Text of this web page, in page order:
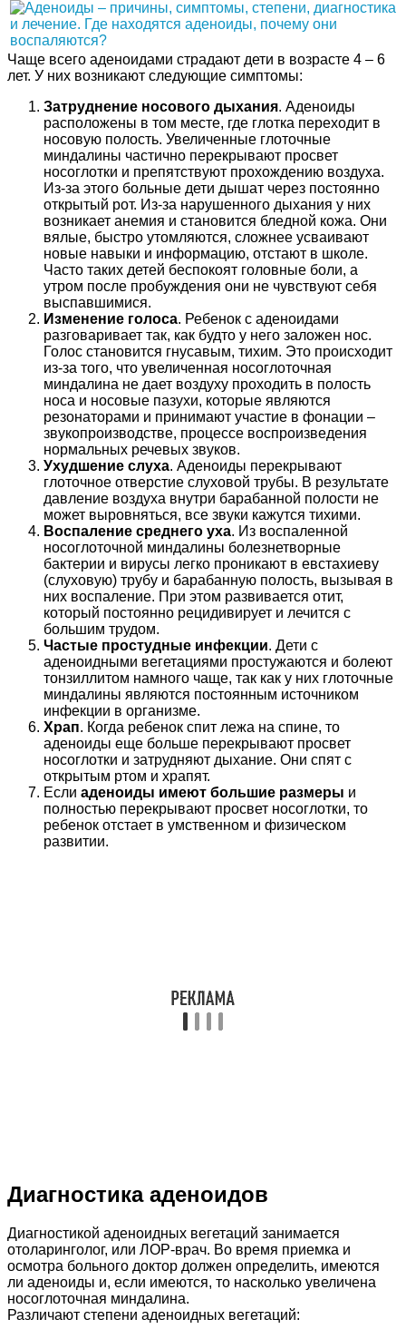
Чаще всего аденоидами страдают дети в возрасте 4 – 6
лет. У них возникают следующие симптомы:
Затруднение носового дыхания. Аденоиды
расположены в том месте, где глотка переходит в
носовую полость. Увеличенные глоточные
миндалины частично перекрывают просвет
носоглотки и препятствуют прохождению воздуха.
Из-за этого больные дети дышат через постоянно
открытый рот. Из-за нарушенного дыхания у них
возникает анемия и становится бледной кожа. Они
вялые, быстро утомляются, сложнее усваивают
новые навыки и информацию, отстают в школе.
Часто таких детей беспокоят головные боли, а
утром после пробуждения они не чувствуют себя
выспавшимися.
Изменение голоса. Ребенок с аденоидами
разговаривает так, как будто у него заложен нос.
Голос становится гнусавым, тихим. Это происходит
из-за того, что увеличенная носоглоточная
миндалина не дает воздуху проходить в полость
носа и носовые пазухи, которые являются
резонаторами и принимают участие в фонации –
звукопроизводстве, процессе воспроизведения
нормальных речевых звуков.
Ухудшение слуха. Аденоиды перекрывают
глоточное отверстие слуховой трубы. В результате
давление воздуха внутри барабанной полости не
может выровняться, все звуки кажутся тихими.
Воспаление среднего уха. Из воспаленной
носоглоточной миндалины болезнетворные
бактерии и вирусы легко проникают в евстахиеву
(слуховую) трубу и барабанную полость, вызывая в
них воспаление. При этом развивается отит,
который постоянно рецидивирует и лечится с
большим трудом.
Частые простудные инфекции. Дети с
аденоидными вегетациями простужаются и болеют
тонзиллитом намного чаще, так как у них глоточные
миндалины являются постоянным источником
инфекции в организме.
Храп. Когда ребенок спит лежа на спине, то
аденоиды еще больше перекрывают просвет
носоглотки и затрудняют дыхание. Они спят с
открытым ртом и храпят.
Если аденоиды имеют большие размеры и
полностью перекрывают просвет носоглотки, то
ребенок отстает в умственном и физическом
развитии.
Диагностика аденоидов
Диагностикой аденоидных вегетаций занимается
отоларинголог, или ЛОР-врач. Во время приемка и
осмотра больного доктор должен определить, имеются
ли аденоиды и, если имеются, то насколько увеличена
носоглоточная миндалина.
Различают степени аденоидных вегетаций: